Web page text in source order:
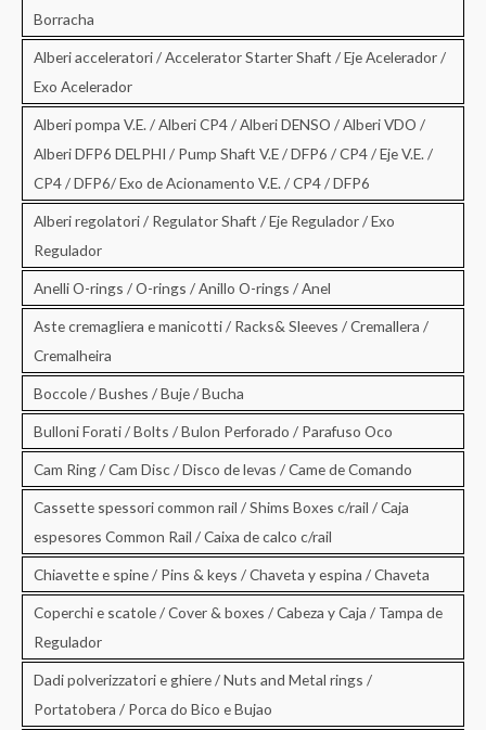
Borracha
Alberi acceleratori / Accelerator Starter Shaft / Eje Acelerador /
Exo Acelerador
Alberi pompa V.E. / Alberi CP4 / Alberi DENSO / Alberi VDO /
Alberi DFP6 DELPHI / Pump Shaft V.E / DFP6 / CP4 / Eje V.E. /
CP4 / DFP6/ Exo de Acionamento V.E. / CP4 / DFP6
Alberi regolatori / Regulator Shaft / Eje Regulador / Exo
Regulador
Anelli O-rings / O-rings / Anillo O-rings / Anel
Aste cremagliera e manicotti / Racks& Sleeves / Cremallera /
Cremalheira
Boccole / Bushes / Buje / Bucha
Bulloni Forati / Bolts / Bulon Perforado / Parafuso Oco
Cam Ring / Cam Disc / Disco de levas / Came de Comando
Cassette spessori common rail / Shims Boxes c/rail / Caja
espesores Common Rail / Caixa de calco c/rail
Chiavette e spine / Pins & keys / Chaveta y espina / Chaveta
Coperchi e scatole / Cover & boxes / Cabeza y Caja / Tampa de
Regulador
Dadi polverizzatori e ghiere / Nuts and Metal rings /
Portatobera / Porca do Bico e Bujao